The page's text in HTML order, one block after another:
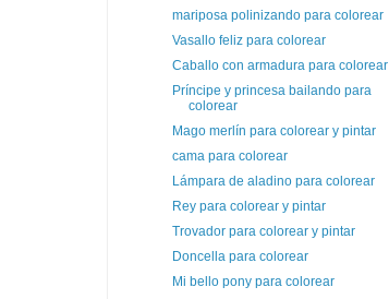
mariposa polinizando para colorear
Vasallo feliz para colorear
Caballo con armadura para colorear
Príncipe y princesa bailando para
colorear
Mago merlín para colorear y pintar
cama para colorear
Lámpara de aladino para colorear
Rey para colorear y pintar
Trovador para colorear y pintar
Doncella para colorear
Mi bello pony para colorear